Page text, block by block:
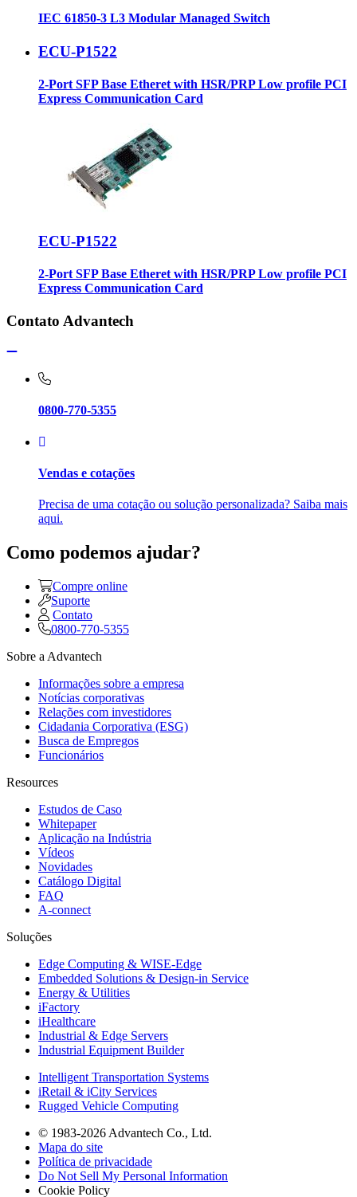
IEC 61850-3 L3 Modular Managed Switch
ECU-P1522
2-Port SFP Base Etheret with HSR/PRP Low profile PCI
Express Communication Card
ECU-P1522
2-Port SFP Base Etheret with HSR/PRP Low profile PCI
Express Communication Card
Contato Advantech
0800-770-5355
Vendas e cotações
Precisa de uma cotação ou solução personalizada? Saiba mais
aqui.
Como podemos ajudar?
Compre online
Suporte
Contato
0800-770-5355
Sobre a Advantech
Informações sobre a empresa
Notícias corporativas
Relações com investidores
Cidadania Corporativa (ESG)
Busca de Empregos
Funcionários
Resources
Estudos de Caso
Whitepaper
Aplicação na Indústria
Vídeos
Novidades
Catálogo Digital
FAQ
A-connect
Soluções
Edge Computing & WISE-Edge
Embedded Solutions & Design-in Service
Energy & Utilities
iFactory
iHealthcare
Industrial & Edge Servers
Industrial Equipment Builder
Intelligent Transportation Systems
iRetail & iCity Services
Rugged Vehicle Computing
© 1983-2026 Advantech Co., Ltd.
Mapa do site
Política de privacidade
Do Not Sell My Personal Information
Cookie Policy